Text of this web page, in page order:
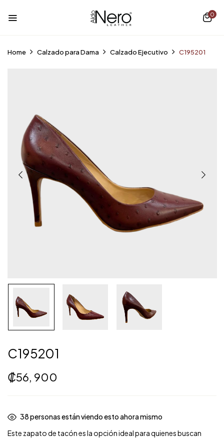
0
Home Calzado para Dama Calzado Ejecutivo C195201
C195201
₡56, 900
37personas están viendo esto ahora mismo
Este zapato de tacón es la opción ideal para quienes buscan